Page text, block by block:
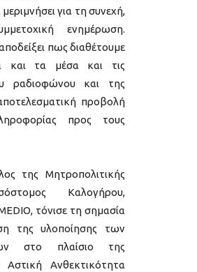
για τη συνεχή,
ενημέρωση.
πως διαθέτουμε
και τα μέσα και τις
ραδιοφώνου και της
προβολή
προς τους
της Μητροπολιτικής
Καλογήρου,
τόνισε τη σημασία
της υλοποίησης των
στο πλαίσιο της
Ανθεκτικότητα